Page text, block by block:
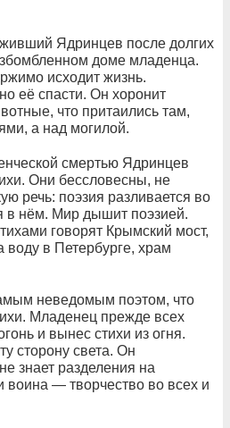
Ядринцев после долгих
доме младенца.
исходит жизнь.
её спасти. Он хоронит
что притаились там,
а над могилой.
смертью Ядринцев
Они бессловесны, не
речь: поэзия разливается во
в нём. Мир дышит поэзией.
говорят Крымский мост,
в Петербурге, храм
неведомым поэтом, что
Младенец прежде всех
и вынес стихи из огня.
сторону света. Он
знает разделения на
воина — творчество во всех и